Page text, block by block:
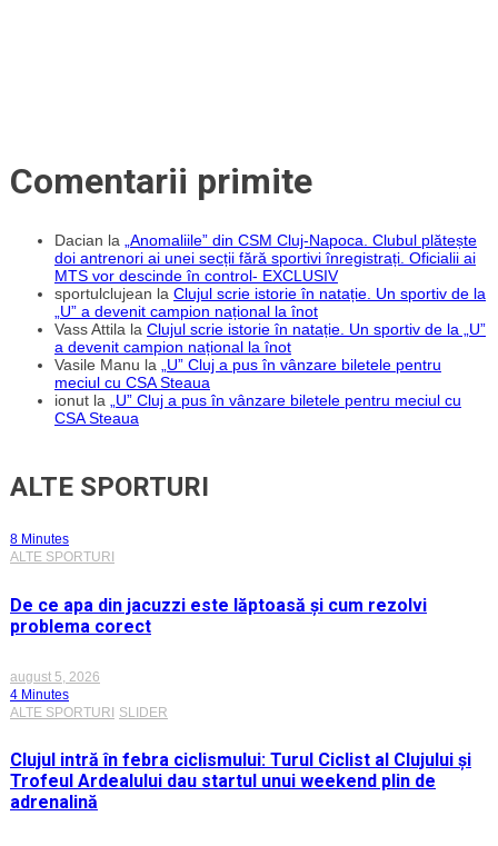
Comentarii primite
Dacian la „Anomaliile” din CSM Cluj-Napoca. Clubul plătește
doi antrenori ai unei secții fără sportivi înregistrați. Oficialii ai
MTS vor descinde în control- EXCLUSIV
sportulclujean la Clujul scrie istorie în natație. Un sportiv de la
„U” a devenit campion național la înot
Vass Attila la Clujul scrie istorie în natație. Un sportiv de la „U”
a devenit campion național la înot
Vasile Manu la „U” Cluj a pus în vânzare biletele pentru
meciul cu CSA Steaua
ionut la „U” Cluj a pus în vânzare biletele pentru meciul cu
CSA Steaua
ALTE SPORTURI
8 Minutes
ALTE SPORTURI
De ce apa din jacuzzi este lăptoasă și cum rezolvi
problema corect
august 5, 2026
4 Minutes
ALTE SPORTURI SLIDER
Clujul intră în febra ciclismului: Turul Ciclist al Clujului și
Trofeul Ardealului dau startul unui weekend plin de
adrenalină